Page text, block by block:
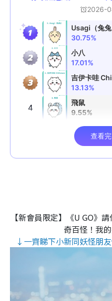
【新會員限定】《U GO》
奇百怪！我
↓一齊睇下小新同妖怪朋